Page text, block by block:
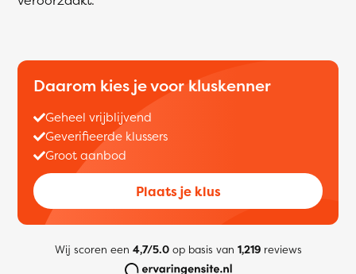
Daarom kies je voor kluskenner
Geheel vrijblijvend
Geverifieerde klussers
Groot aanbod
Plaats je klus
Wij scoren een 4,7/5.0op basis van 1,219reviews